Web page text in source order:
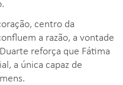
centro da
a razão, a vontade
reforça que Fátima
a única capaz de